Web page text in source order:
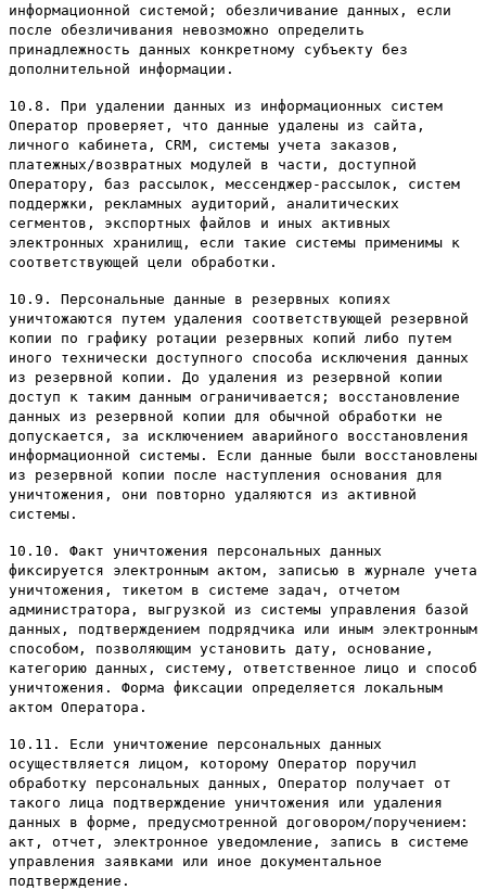
информационной системой; обезличивание данных, если
после обезличивания невозможно определить
принадлежность данных конкретному субъекту без
дополнительной информации.
10.8. При удалении данных из информационных систем
Оператор проверяет, что данные удалены из сайта,
личного кабинета, CRM, системы учета заказов,
платежных/возвратных модулей в части, доступной
Оператору, баз рассылок, мессенджер-рассылок, систем
поддержки, рекламных аудиторий, аналитических
сегментов, экспортных файлов и иных активных
электронных хранилищ, если такие системы применимы к
соответствующей цели обработки.
10.9. Персональные данные в резервных копиях
уничтожаются путем удаления соответствующей резервной
копии по графику ротации резервных копий либо путем
иного технически доступного способа исключения данных
из резервной копии. До удаления из резервной копии
доступ к таким данным ограничивается; восстановление
данных из резервной копии для обычной обработки не
допускается, за исключением аварийного восстановления
информационной системы. Если данные были восстановлены
из резервной копии после наступления основания для
уничтожения, они повторно удаляются из активной
системы.
10.10. Факт уничтожения персональных данных
фиксируется электронным актом, записью в журнале учета
уничтожения, тикетом в системе задач, отчетом
администратора, выгрузкой из системы управления базой
данных, подтверждением подрядчика или иным электронным
способом, позволяющим установить дату, основание,
категорию данных, систему, ответственное лицо и способ
уничтожения. Форма фиксации определяется локальным
актом Оператора.
10.11. Если уничтожение персональных данных
осуществляется лицом, которому Оператор поручил
обработку персональных данных, Оператор получает от
такого лица подтверждение уничтожения или удаления
данных в форме, предусмотренной договором/поручением:
акт, отчет, электронное уведомление, запись в системе
управления заявками или иное документальное
подтверждение.